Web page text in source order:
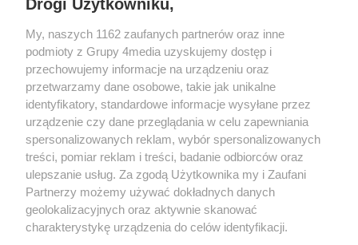
Redakcja Reklama Prywatność
Praca Łódź
the:protocol
Drogi Użytkowniku,
My, naszych 1162 zaufanych partnerów oraz inne
podmioty z Grupy 4media uzyskujemy dostęp i
przechowujemy informacje na urządzeniu oraz
przetwarzamy dane osobowe, takie jak unikalne
identyfikatory, standardowe informacje wysyłane przez
urządzenie czy dane przeglądania w celu zapewniania
spersonalizowanych reklam, wybór spersonalizowanych
treści, pomiar reklam i treści, badanie odbiorców oraz
ulepszanie usług. Za zgodą Użytkownika my i Zaufani
Partnerzy możemy używać dokładnych danych
geolokalizacyjnych oraz aktywnie skanować
charakterystykę urządzenia do celów identyfikacji.